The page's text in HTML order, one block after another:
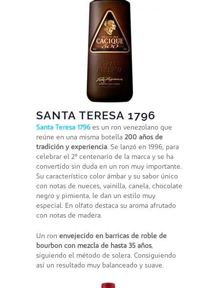
SANTA TERESA 1796
Santa Teresa 1796 es un ron venezolano que
reúne en una misma botella 200 años de
tradición y experiencia. Se lanzó en 1996, para
celebrar el 2º centenario de la marca y se ha
convertido sin duda en un ron muy importante.
Su característico color ámbar y su sabor único
con notas de nueces, vainilla, canela, chocolate
negro y pimienta, le dan un estilo muy
especial. En olfato destaca su aroma afrutado
con notas de madera.
Un ron envejecido en barricas de roble de
bourbon con mezcla de hasta 35 años,
siguiendo el método de solera. Consiguiendo
así un resultado muy balanceado y suave.